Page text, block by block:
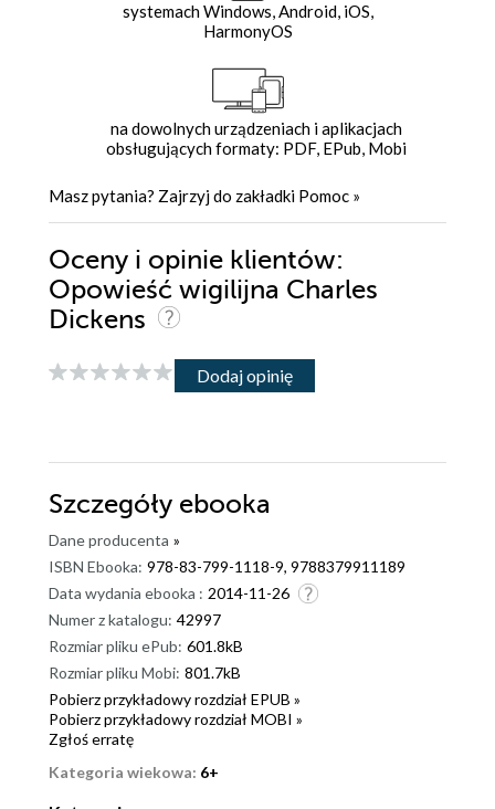
systemach Windows, Android, iOS,
HarmonyOS
na dowolnych urządzeniach i aplikacjach
obsługujących formaty: PDF, EPub, Mobi
Masz pytania? Zajrzyj do zakładki Pomoc »
Oceny i opinie klientów:
Opowieść wigilijna Charles
Dickens
Dodaj opinię
Szczegóły ebooka
Dane producenta »
ISBN Ebooka: 978-83-799-1118-9, 9788379911189
Data wydania ebooka : 2014-11-26
Numer z katalogu: 42997
Rozmiar pliku ePub: 601.8kB
Rozmiar pliku Mobi: 801.7kB
Pobierz przykładowy rozdział EPUB »
Pobierz przykładowy rozdział MOBI »
Zgłoś erratę
Kategoria wiekowa: 6+